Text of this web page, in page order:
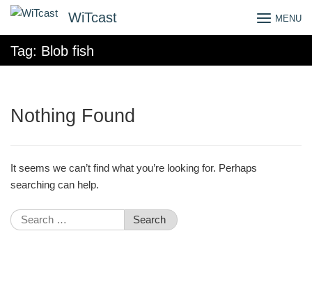
Skip
WiTcast MENU
Tag: Blob fish
Nothing Found
It seems we can’t find what you’re looking for. Perhaps
searching can help.
Search
for: